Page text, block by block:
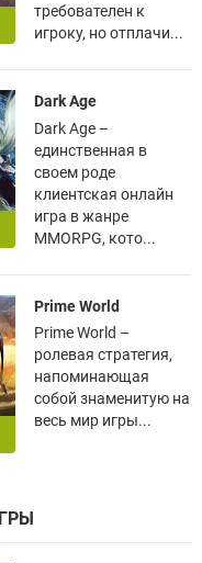
требователен к
игроку, но отплачи...
Dark Age
Dark Age –
единственная в
своем роде
клиентская онлайн
игра в жанре
MMORPG, кото...
Prime World
Prime World –
ролевая стратегия,
напоминающая
собой знаменитую на
весь мир игры...